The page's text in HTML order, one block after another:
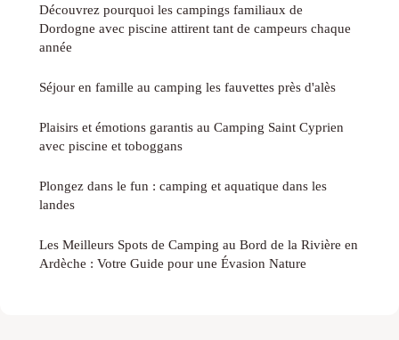
Découvrez pourquoi les campings familiaux de
Dordogne avec piscine attirent tant de campeurs chaque
année
Séjour en famille au camping les fauvettes près d'alès
Plaisirs et émotions garantis au Camping Saint Cyprien
avec piscine et toboggans
Plongez dans le fun : camping et aquatique dans les
landes
Les Meilleurs Spots de Camping au Bord de la Rivière en
Ardèche : Votre Guide pour une Évasion Nature